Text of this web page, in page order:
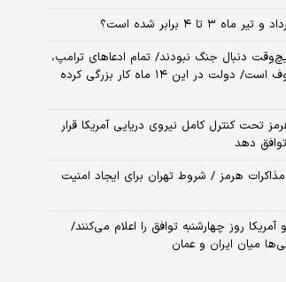
۴ برابر شده است؟
دنبال جنگ نبودند/ تمام ادعاهای ترامپ،
حرف‌های توخالی و بلوف است/ دولت در این ۱۴ ماه کار بزرگی کرده
تحت کنترل کامل نیروی دریایی آمریکا قرار
دهد
مذاکرات هرمز / شروط تهران برای ایجاد امنیت
روز چهارشنبه توافق را اعلام می‌کنند/
میان ایران و عمان